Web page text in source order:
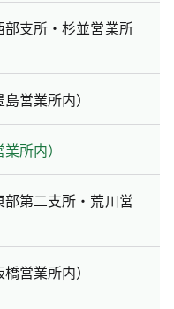
支所・杉並営業所
営業所内）
所内）
第二支所・荒川営
営業所内）